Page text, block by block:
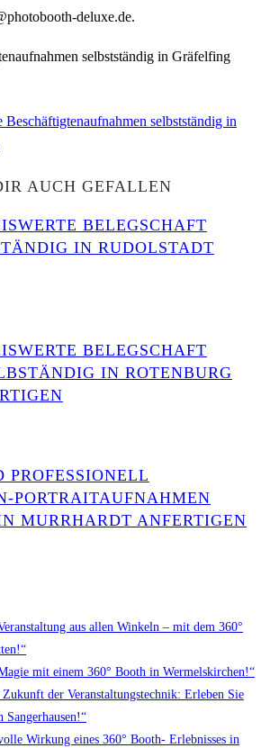
deluxe.de.
Beschäftigtenaufnahmen selbstständig in
AUCH GEFALLEN
BELEGSCHAFT
IN RUDOLSTADT
BELEGSCHAFT
IN ROTENBURG
PROFESSIONELL
PORTRAITAUFNAHMEN
MURRHARDT ANFERTIGEN
aus allen Winkeln – mit dem 360°
mit einem 360° Booth in Wermelskirchen!“
der Veranstaltungstechnik: Erleben Sie
Sangerhausen!“
Wirkung eines 360° Booth- Erlebnisses in